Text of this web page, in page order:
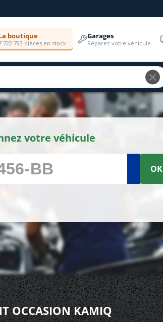
boutique
722 793 pièces en stock
Garages
Réparez votre véhicule
votre véhicule
OK
OCCASION KAMIQ